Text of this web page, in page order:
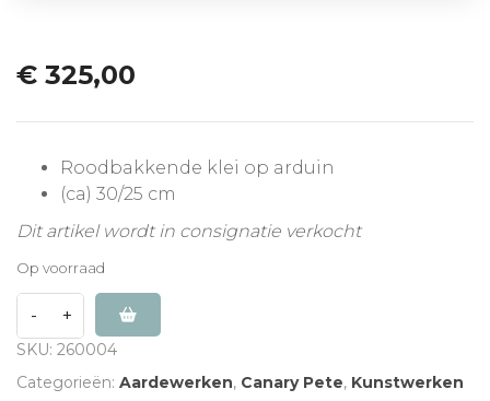
€ 325,00
Roodbakkende klei op arduin
(ca) 30/25 cm
Dit artikel wordt in consignatie verkocht
Op voorraad
SKU: 260004
Categorieën: Aardewerken, Canary Pete, Kunstwerken